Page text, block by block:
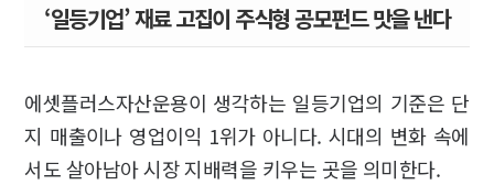
‘일등기업’ 재료 고집이 주식형 공모펀드 맛을 낸다
에셋플러스자산운용이 생각하는 일등기업의 기준은 단
지 매출이나 영업이익 1위가 아니다. 시대의 변화 속에
서도 살아남아 시장 지배력을 키우는 곳을 의미한다.